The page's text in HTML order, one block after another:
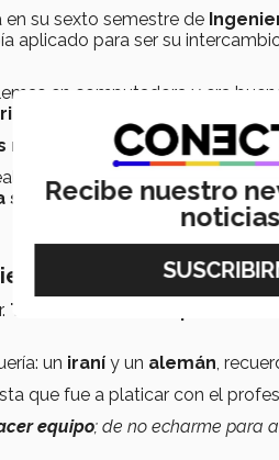
su sexto semestre de
aplicado para ser su
en computadora y era
de doctorado
lineales
, usando computo.
sería más difícil de lo que
beca y tendría que salir
Toda la materia dependía de
un iraní y un alemán,
que fue a platicar con el
equipo; de no echarme para
Recibe nuestro